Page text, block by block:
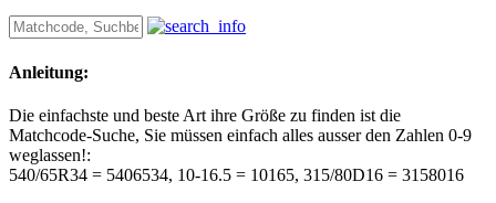
Anleitung:
Die einfachste und beste Art ihre Größe zu finden ist die
Matchcode-Suche, Sie müssen einfach alles ausser den Zahlen 0-9
weglassen!:
540/65R34 = 5406534, 10-16.5 = 10165, 315/80D16 = 3158016